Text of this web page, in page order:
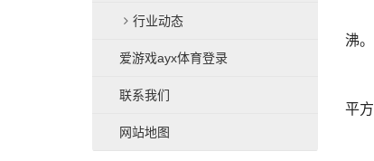
6
沸
第
平
要
行业动态
爱游戏ayx体育登录
联系我们
网站地图